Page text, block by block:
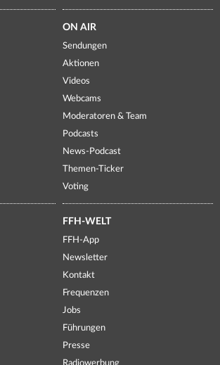
ON AIR
Sendungen
Aktionen
Videos
Webcams
Moderatoren & Team
Podcasts
News-Podcast
Themen-Ticker
Voting
FFH-WELT
FFH-App
Newsletter
Kontakt
Frequenzen
Jobs
Führungen
Presse
Radiowerbung